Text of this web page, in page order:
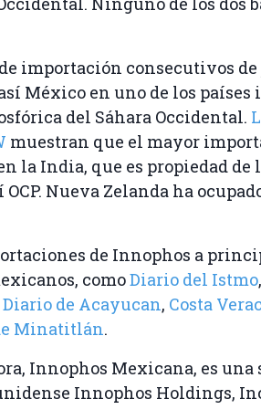
importación consecutivos
México en uno de los países
del Sáhara Occidental.
muestran que el mayor
la India, que es propiedad de
Nueva Zelanda ha
de Innophos a
comoDiario del Istmo,
Diario de Acayucan, Costa
Minatitlán.
Innophos Mexicana, es
Innophos Holdings,